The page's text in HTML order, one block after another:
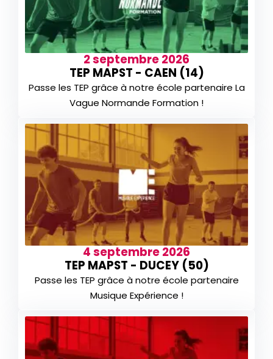
2 septembre 2026
TEP MAPST - CAEN (14)
Passe les TEP grâce à notre école partenaire La
Vague Normande Formation !
4 septembre 2026
TEP MAPST - DUCEY (50)
Passe les TEP grâce à notre école partenaire
Musique Expérience !